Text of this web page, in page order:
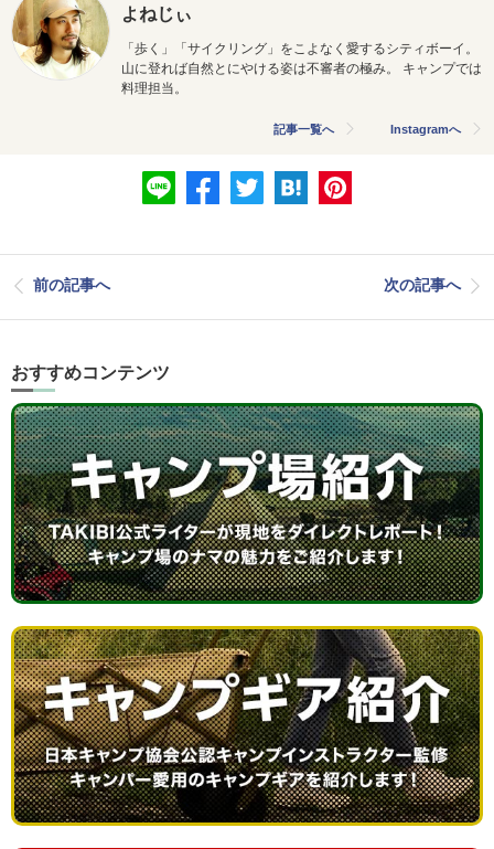
よねじぃ
「歩く」「サイクリング」をこよなく愛するシティボーイ。
山に登れば自然とにやける姿は不審者の極み。 キャンプでは
料理担当。
記事一覧へ Instagramへ
前の記事へ 次の記事へ
おすすめコンテンツ